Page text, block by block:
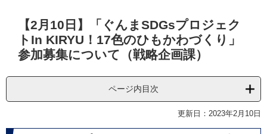
【2月10日】「ぐんまSDGsプロジェク
トIn KIRYU！17色のひもかわづくり」
参加募集について（戦略企画課）
ページ内目次
更新日：2023年2月10日